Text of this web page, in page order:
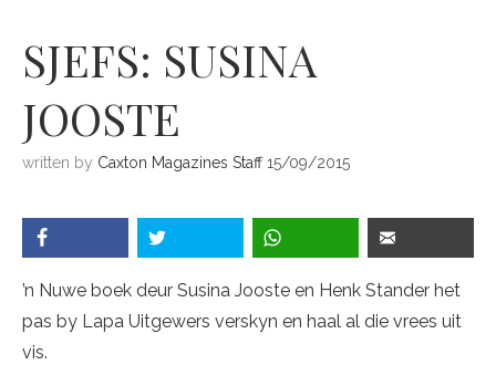
SJEFS: SUSINA
JOOSTE
written by Caxton Magazines Staff 15/09/2015
’n Nuwe boek deur Susina Jooste en Henk Stander het
pas by Lapa Uitgewers verskyn en haal al die vrees uit
vis.